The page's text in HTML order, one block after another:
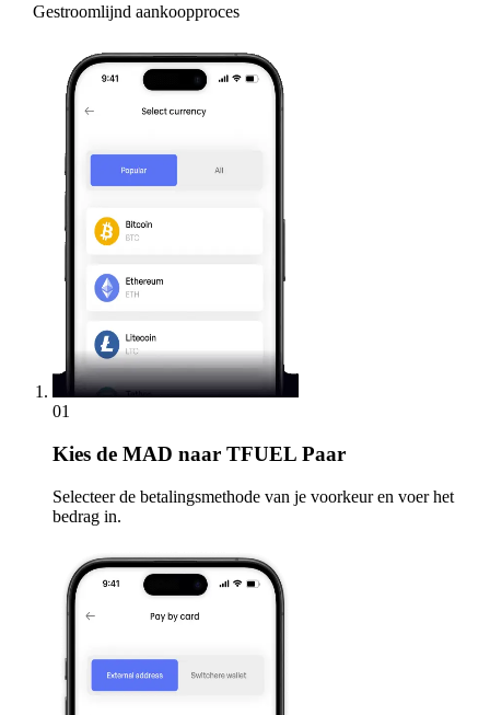
Gestroomlijnd aankoopproces
01
Kies de MAD naar TFUEL Paar
Selecteer de betalingsmethode van je voorkeur en voer het
bedrag in.